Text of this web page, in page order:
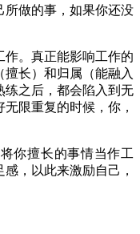
所做的事，如果你还没
作。真正能影响工作的
长）和归属（能融入
练之后，都会陷入到无
限重复的时候，你，
你擅长的事情当作工
，以此来激励自己，